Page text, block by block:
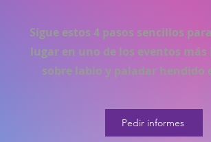
Sigue estos 4 pasos sencillos
lugar en uno de los eventos
sobre labio y paladar hendido
Pedir informes